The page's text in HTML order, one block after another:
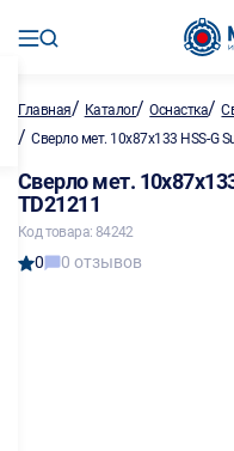
Главная/ Каталог/Оснастка/
/ Сверло мет. 10х87х133 HSS-G
Сверло мет.
TD21211
Код товара: 84242
0 0 отзывов